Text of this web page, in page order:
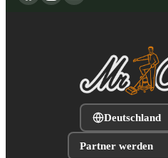
Deutschland
Partner werden